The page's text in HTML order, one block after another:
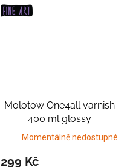
Molotow One4all varnish
400 ml glossy
Transparentní lak
Momentálně nedostupné
299 Kč